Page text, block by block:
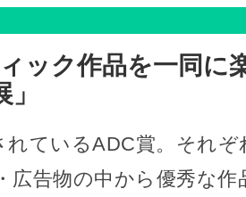
ック作品を一同に
れているADC賞。それぞ
広告物の中から優秀な